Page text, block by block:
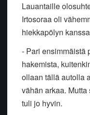
Lauantaille
Irtosoraa oli
hiekkapölyn
- Pari ensimmäistä
hakemista,
ollaan tällä autolla
vähän arkaa.
tuli jo hyvin.